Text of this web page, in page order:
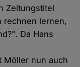
Zeitungstitel
rechnen lernen,
Da Hans
Möller nun auch